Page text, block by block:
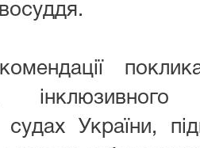
України,